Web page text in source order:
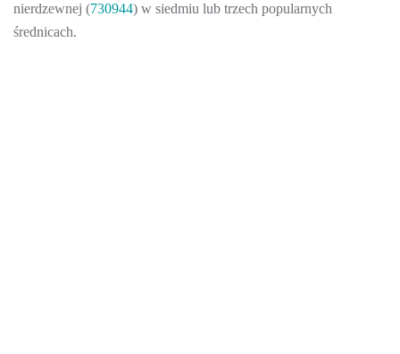
nierdzewnej (730944) w siedmiu lub trzech popularnych
średnicach.